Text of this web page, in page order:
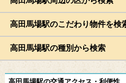
高田馬場駅周辺の区から検索
高田馬場駅のこだわり物件を検索
高田馬場駅の種別から検索